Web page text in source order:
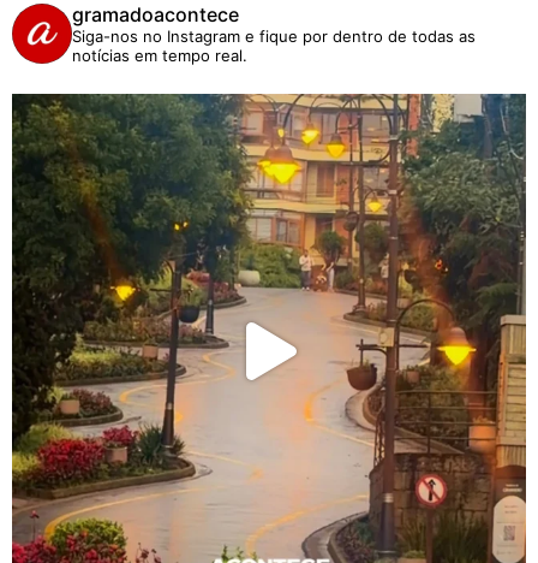
gramadoacontece
Siga-nos no Instagram e fique por dentro de todas as
notícias em tempo real.